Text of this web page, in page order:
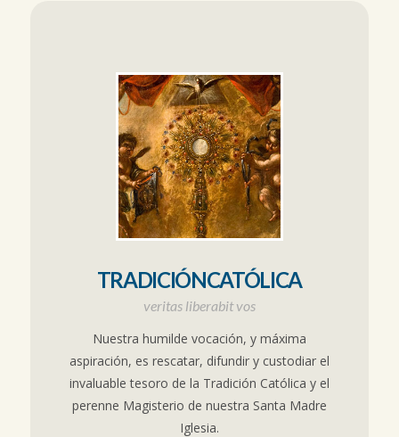
TRADICIÓNCATÓLICA
veritas liberabit vos
Nuestra humilde vocación, y máxima
aspiración, es rescatar, difundir y custodiar el
invaluable tesoro de la Tradición Católica y el
perenne Magisterio de nuestra Santa Madre
Iglesia.